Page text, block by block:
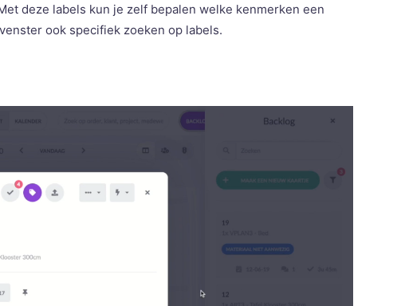
deze labels kun je zelf bepalen welke kenmerken een
ook specifiek zoeken op labels.